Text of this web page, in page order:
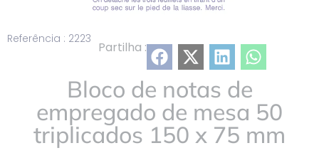
Referência : 2223
Partilha :
Bloco de notas de
empregado de mesa 50
triplicados 150 x 75 mm